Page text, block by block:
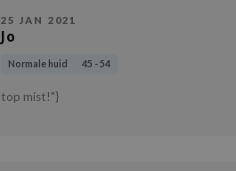
25 JAN 2021
Jo
Normale huid 45 - 54
top mist!"}